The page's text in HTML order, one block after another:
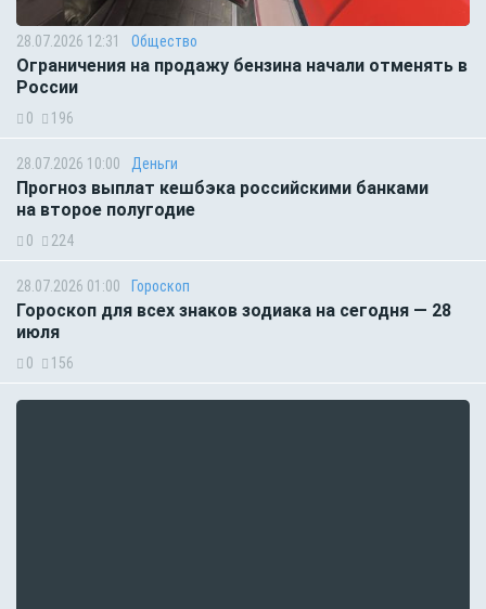
28.07.2026 12:31 Общество
Ограничения на продажу бензина начали отменять в
России
0 196
28.07.2026 10:00 Деньги
Прогноз выплат кешбэка российскими банками
на второе полугодие
0 224
28.07.2026 01:00 Гороскоп
Гороскоп для всех знаков зодиака на сегодня — 28
июля
0 156